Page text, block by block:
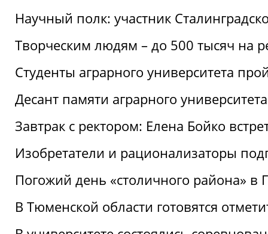
Научный полк: участник
Творческим людям – до 500 тысяч на
Студенты аграрного университета
Десант памяти аграрного
Завтрак с ректором: Елена Бойко
Изобретатели и рационализаторы
Погожий день «столичного района» в
В Тюменской области готовятся